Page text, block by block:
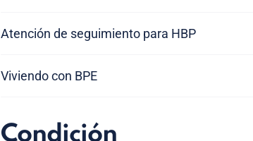
Atención de seguimiento para HBP
Viviendo con BPE
Condición